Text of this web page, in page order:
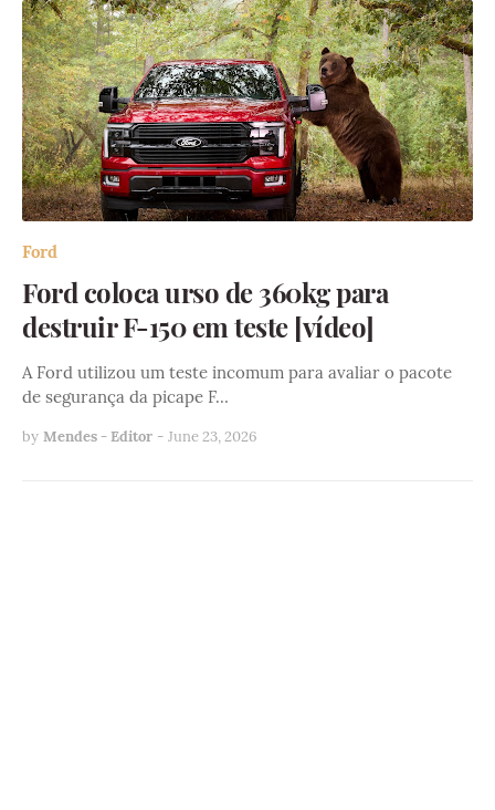
Ford
Ford coloca urso de 360kg para
destruir F-150 em teste [vídeo]
A Ford utilizou um teste incomum para avaliar o pacote
de segurança da picape F…
by Mendes - Editor - June 23, 2026